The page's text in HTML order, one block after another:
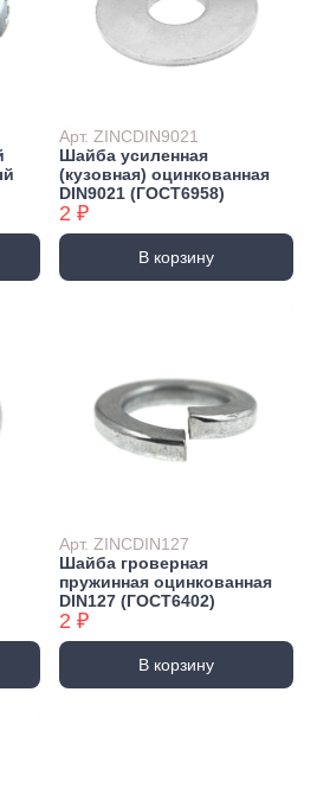
Арт. ZINCDIN9021
Шайба усиленная
(кузовная) оцинкованная
DIN9021 (ГОСТ6958)
2 ₽
В корзину
Арт. ZINCDIN127
Шайба гроверная
пружинная оцинкованная
DIN127 (ГОСТ6402)
2 ₽
В корзину